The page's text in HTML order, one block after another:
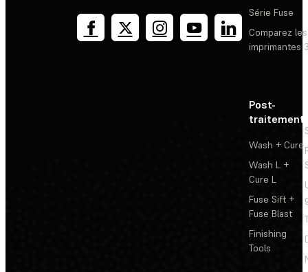
Série Fuse
Comparez les
imprimantes
Post-
traitement
Wash + Cure
Wash L +
Cure L
Fuse Sift +
Fuse Blast
Finishing
Tools